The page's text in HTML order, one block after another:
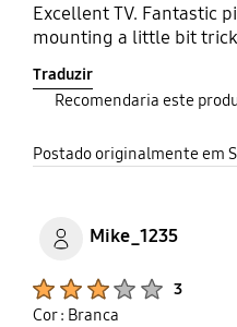
Excellent TV. Fantastic
mounting a little bit
Traduzir
Recomendaria este
Postado originalmente em
Mike_1235
3
Cor : Branca